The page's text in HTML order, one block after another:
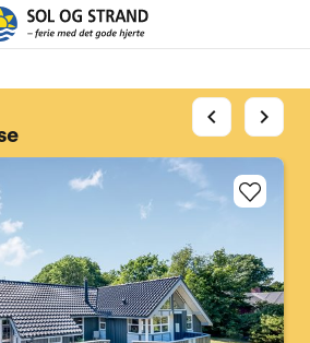
chevron_left chevron_right